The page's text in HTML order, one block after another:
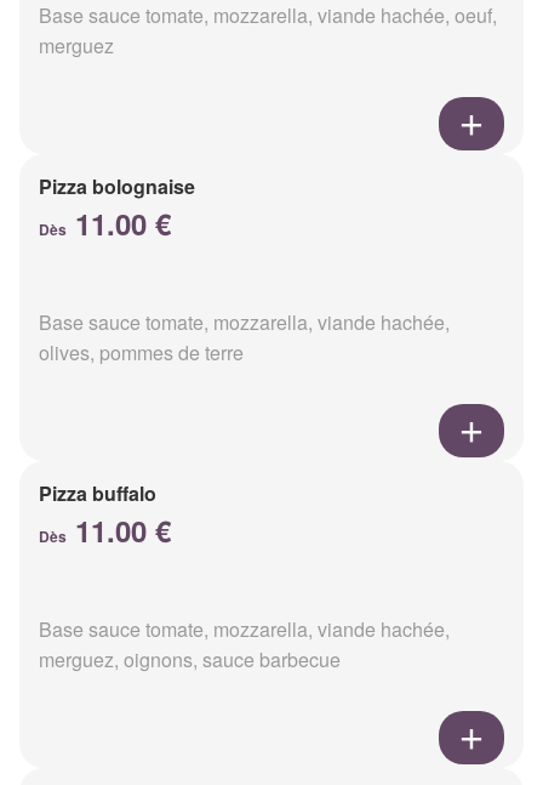
Base sauce tomate, mozzarella, viande hachée, oeuf,
merguez
Pizza bolognaise
Dès 11.00 €
Base sauce tomate, mozzarella, viande hachée,
olives, pommes de terre
Pizza buffalo
Dès 11.00 €
Base sauce tomate, mozzarella, viande hachée,
merguez, oignons, sauce barbecue